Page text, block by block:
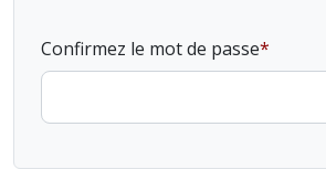
Confirmez le mot de passe